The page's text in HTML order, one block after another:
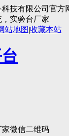
技有限公司官方
实验台厂家
站地图 |收藏本站